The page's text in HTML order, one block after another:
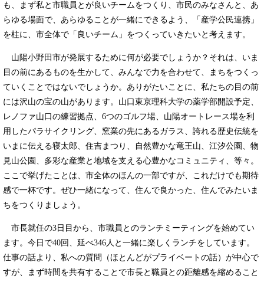
も、まず私と市職員とが良いチームをつくり、市民のみなさんと、あ
らゆる場面で、あらゆることが一緒にできるよう、「産学公民連携」
を柱に、市全体で「良いチーム」をつくっていきたいと考えます。
山陽小野田市が発展するために何が必要でしょうか？それは、いま
目の前にあるものを生かして、みんなで力を合わせて、まちをつくっ
ていくことではないでしょうか。ありがたいことに、私たちの目の前
には沢山の宝の山があります。山口東京理科大学の薬学部開設予定、
レノファ山口の練習拠点、6つのゴルフ場、山陽オートレース場を利
用したパラサイクリング、窯業の先にあるガラス、誇れる歴史伝統を
いまに伝える寝太郎、住吉まつり、自然豊かな竜王山、江汐公園、物
見山公園、多彩な産業と地域を支える心豊かなコミュニティ、等々。
ここで挙げたことは、市全体のほんの一部ですが、これだけでも期待
感で一杯です。ぜひ一緒になって、住んで良かった、住んでみたいま
ちをつくりましょう。
市長就任の3日目から、市職員とのランチミーティングを始めてい
ます。今日で40回、延べ346人と一緒に楽しくランチをしています。
仕事の話より、私への質問（ほとんどがプライベートの話）が中心で
すが、まず時間を共有することで市長と職員との距離感を縮めること